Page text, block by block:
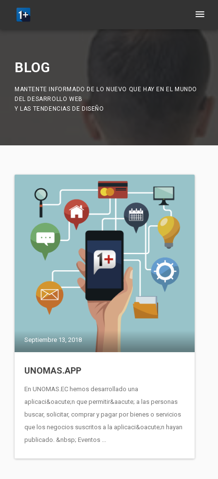
BLOG
MANTENTE INFORMADO DE LO NUEVO QUE HAY EN EL MUNDO
DEL DESARROLLO WEB
Y LAS TENDENCIAS DE DISEÑO
Septiembre 13, 2018
UNOMAS.APP
En UNOMAS.EC hemos desarrollado una
aplicaci&oacute;n que permitir&aacute; a las personas
buscar, solicitar, comprar y pagar por bienes o servicios
que los negocios suscritos a la aplicaci&oacute;n hayan
publicado. &nbsp; Eventos ...